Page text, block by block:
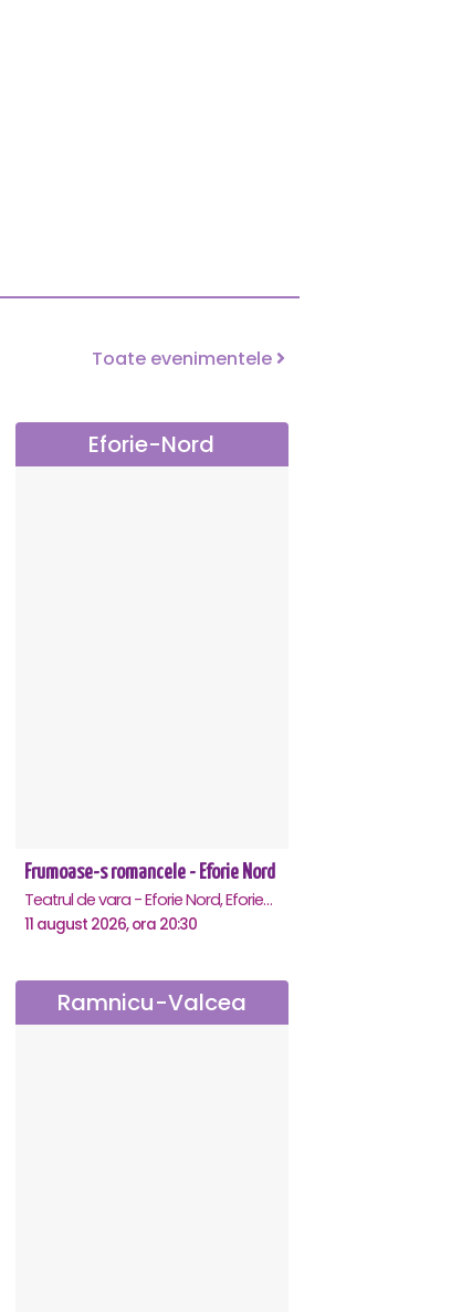
Toate evenimentele
Eforie-Nord
Frumoase-s romancele - Eforie Nord
Teatrul de vara - Eforie Nord, Eforie-Nord
11 august 2026, ora 20:30
Ramnicu-Valcea